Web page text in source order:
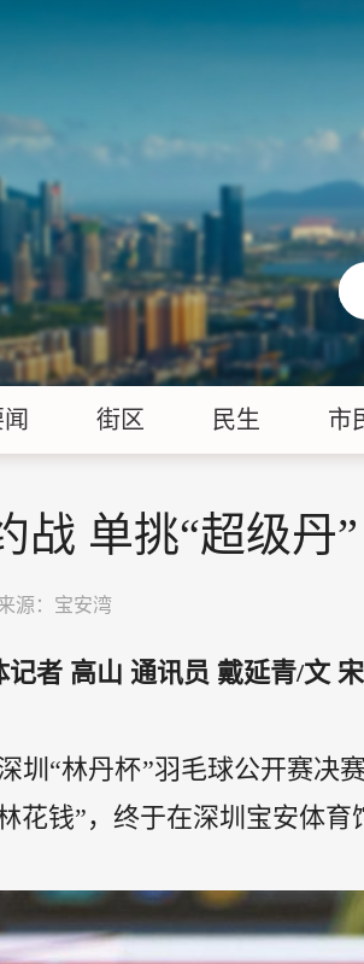
街区 民生 市
战 单挑“超级丹”
源： 宝安湾
记者 高山 通讯员 戴延青/文
圳“林丹杯”羽毛球公开赛
花钱”，终于在深圳宝安体